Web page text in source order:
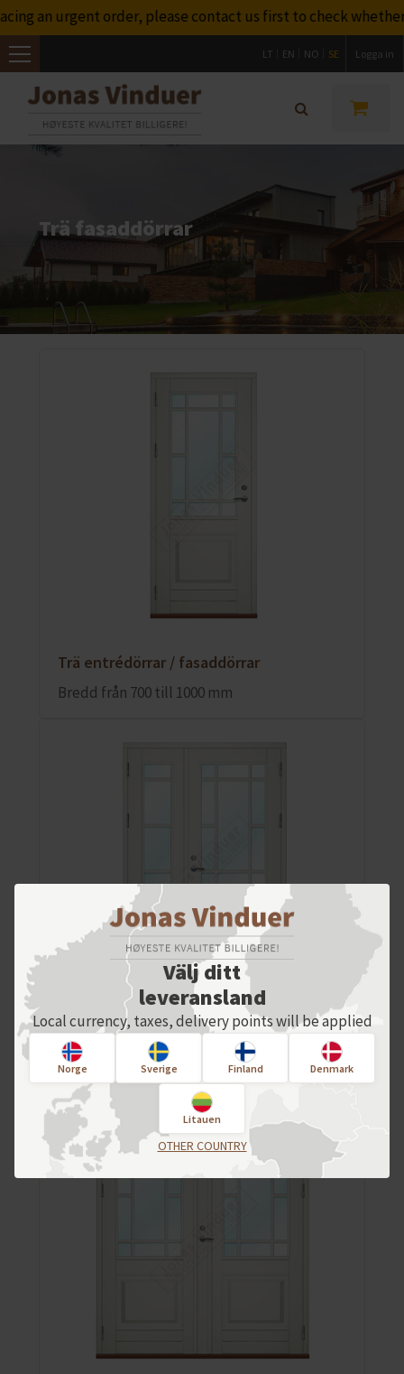
urgent order, please contact us first to check
Toggle
navigation
LT EN NO SE Logga in
Trä fasaddörrar
Trä entrédörrar / fasaddörrar
Bredd från 700 till 1000 mm
Trä 1.5 typ entrédörrar / fasaddörrar
Bredd från 1200 till 1500 mm
Välj ditt
leveransland
Local currency, taxes, delivery points will be applied
Norge Sverige Finland Denmark
Litauen
OTHER COUNTRY